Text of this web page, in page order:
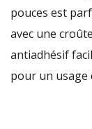
pouces est
avec une
antiadhésif
pour un usage